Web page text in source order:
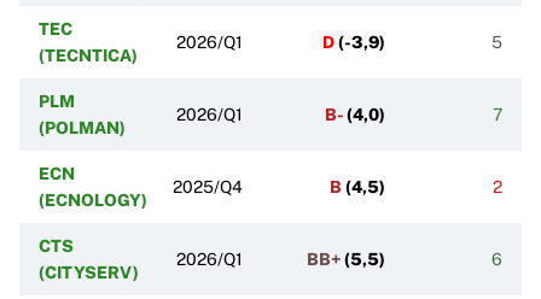
TEC
(TECNTICA)
2026/Q1 D(-3,9) 5
PLM
(POLMAN)
2026/Q1 B-(4,0) 7
ECN
(ECNOLOGY)
2025/Q4 B (4,5) 2
CTS
(CITYSERV)
2026/Q1 BB+(5,5) 6